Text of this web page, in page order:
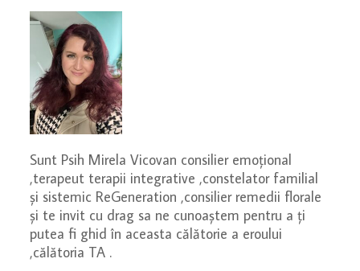
Sunt Psih Mirela Vicovan consilier emoțional
,terapeut terapii integrative ,constelator familial
și sistemic ReGeneration ,consilier remedii florale
și te invit cu drag sa ne cunoaștem pentru a ți
putea fi ghid în aceasta călătorie a eroului
,călătoria TA .